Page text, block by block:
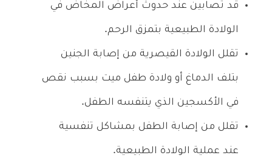
قد تصابين عند حدوث أعراض المخاض في
الولادة الطبيعية بتمزق الرحم.
تقلل الولادة القيصرية من إصابة الجنين
بتلف الدماغ أو ولادة طفل ميت بسبب نقص
في الأكسجين الذي يتنفسه الطفل.
تقلل من إصابة الطفل بمشاكل تنفسية
عند عملية الولادة الطبيعية.